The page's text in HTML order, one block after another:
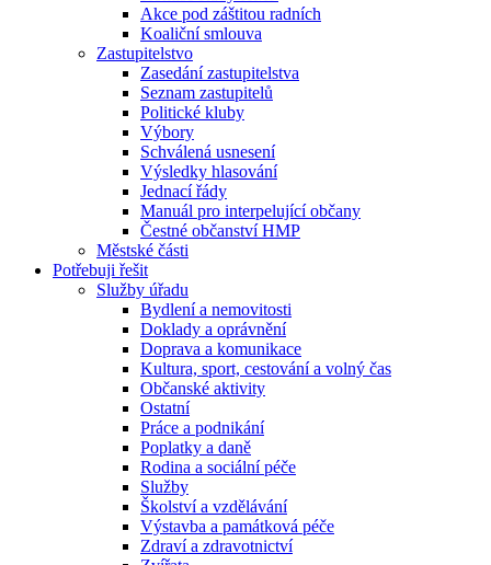
Akce pod záštitou radních
Koaliční smlouva
Zastupitelstvo
Zasedání zastupitelstva
Seznam zastupitelů
Politické kluby
Výbory
Schválená usnesení
Výsledky hlasování
Jednací řády
Manuál pro interpelující občany
Čestné občanství HMP
Městské části
Potřebuji řešit
Služby úřadu
Bydlení a nemovitosti
Doklady a oprávnění
Doprava a komunikace
Kultura, sport, cestování a volný čas
Občanské aktivity
Ostatní
Práce a podnikání
Poplatky a daně
Rodina a sociální péče
Služby
Školství a vzdělávání
Výstavba a památková péče
Zdraví a zdravotnictví